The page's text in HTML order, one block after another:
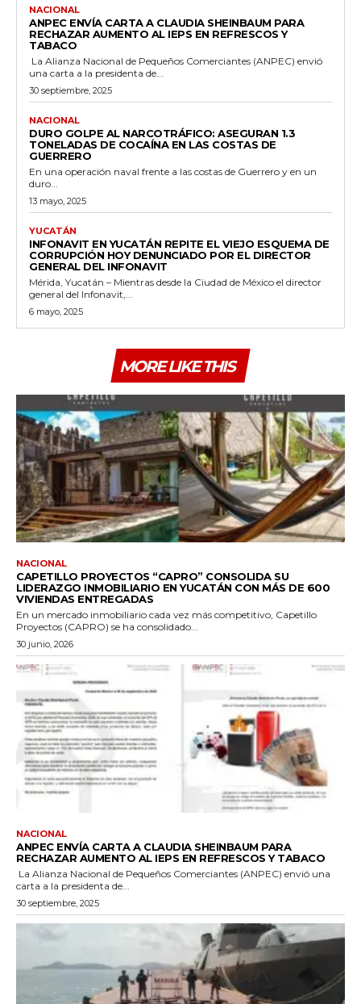
NACIONAL
ANPEC ENVÍA CARTA A CLAUDIA SHEINBAUM PARA
RECHAZAR AUMENTO AL IEPS EN REFRESCOS Y
TABACO
La Alianza Nacional de Pequeños Comerciantes (ANPEC) envió
una carta a la presidenta de...
30 septiembre, 2025
NACIONAL
DURO GOLPE AL NARCOTRÁFICO: ASEGURAN 1.3
TONELADAS DE COCAÍNA EN LAS COSTAS DE
GUERRERO
En una operación naval frente a las costas de Guerrero y en un
duro...
13 mayo, 2025
YUCATÁN
INFONAVIT EN YUCATÁN REPITE EL VIEJO ESQUEMA DE
CORRUPCIÓN HOY DENUNCIADO POR EL DIRECTOR
GENERAL DEL INFONAVIT
Mérida, Yucatán – Mientras desde la Ciudad de México el director
general del Infonavit,...
6 mayo, 2025
MORE LIKE THIS
NACIONAL
CAPETILLO PROYECTOS “CAPRO” CONSOLIDA SU
LIDERAZGO INMOBILIARIO EN YUCATÁN CON MÁS DE 600
VIVIENDAS ENTREGADAS
En un mercado inmobiliario cada vez más competitivo, Capetillo
Proyectos (CAPRO) se ha consolidado...
30 junio, 2026
NACIONAL
ANPEC ENVÍA CARTA A CLAUDIA SHEINBAUM PARA
RECHAZAR AUMENTO AL IEPS EN REFRESCOS Y TABACO
La Alianza Nacional de Pequeños Comerciantes (ANPEC) envió una
carta a la presidenta de...
30 septiembre, 2025